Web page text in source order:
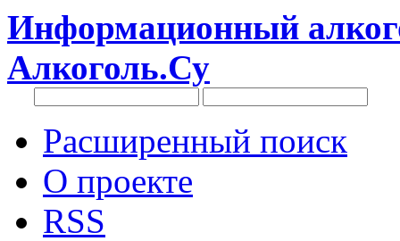
Информационный
Алкоголь.Су
Расширенный поиск
О проекте
RSS